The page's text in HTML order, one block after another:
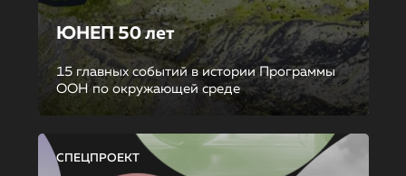
ЮНЕП 50 лет
15 главных событий в истории Программы
ООН по окружающей среде
СПЕЦПРОЕКТ